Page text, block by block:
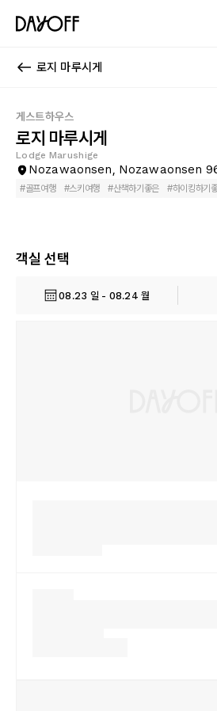
로지 마루시게
게스트하우스
로지 마루시게
Lodge Marushige
Nozawaonsen, Nozawaonsen
#골프여행 #스키여행 #산책하기좋은 #하이킹하기
객실 선택
08.23 일 - 08.24 월